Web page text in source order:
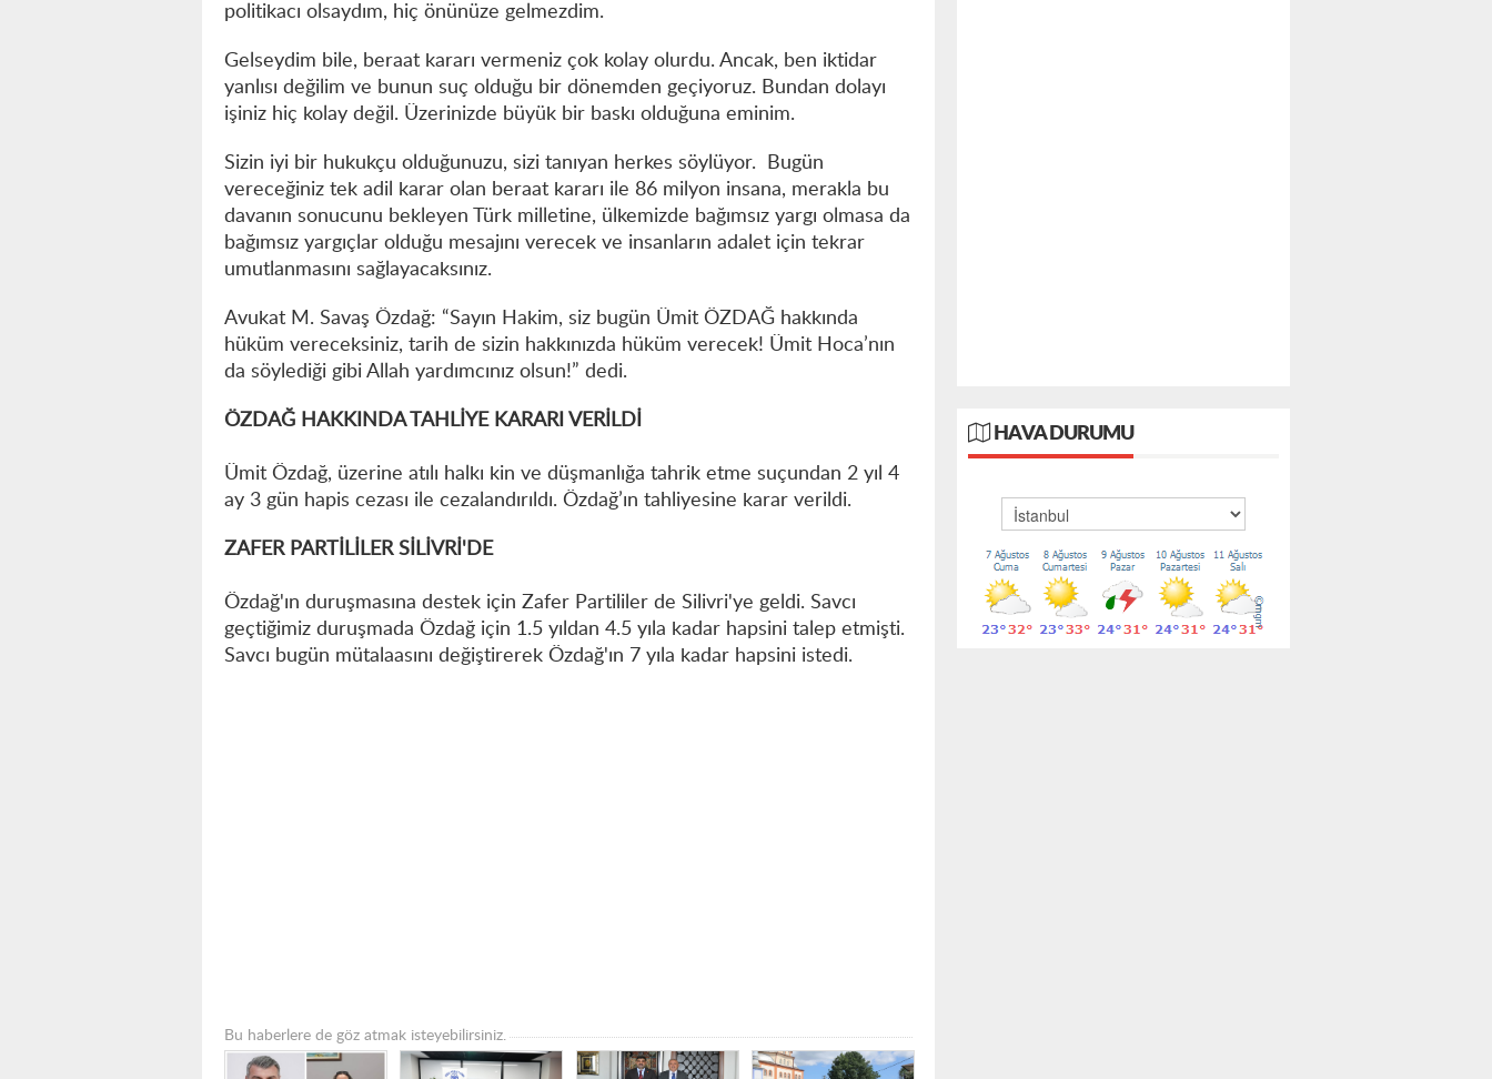
politikacı olsaydım, hiç önünüze gelmezdim.
Gelseydim bile, beraat kararı vermeniz çok kolay olurdu. Ancak, ben iktidar
yanlısı değilim ve bunun suç olduğu bir dönemden geçiyoruz. Bundan dolayı
işiniz hiç kolay değil. Üzerinizde büyük bir baskı olduğuna eminim.
Sizin iyi bir hukukçu olduğunuzu, sizi tanıyan herkes söylüyor. Bugün
vereceğiniz tek adil karar olan beraat kararı ile 86 milyon insana, merakla bu
davanın sonucunu bekleyen Türk milletine, ülkemizde bağımsız yargı olmasa da
bağımsız yargıçlar olduğu mesajını verecek ve insanların adalet için tekrar
umutlanmasını sağlayacaksınız.
Avukat M. Savaş Özdağ: “Sayın Hakim, siz bugün Ümit ÖZDAĞ hakkında
hüküm vereceksiniz, tarih de sizin hakkınızda hüküm verecek! Ümit Hoca’nın
da söylediği gibi Allah yardımcınız olsun!” dedi.
ÖZDAĞ HAKKINDA TAHLİYE KARARI VERİLDİ
Ümit Özdağ, üzerine atılı halkı kin ve düşmanlığa tahrik etme suçundan 2 yıl 4
ay 3 gün hapis cezası ile cezalandırıldı. Özdağ’ın tahliyesine karar verildi.
ZAFER PARTİLİLER SİLİVRİ'DE
Özdağ'ın duruşmasına destek için Zafer Partililer de Silivri'ye geldi. Savcı
geçtiğimiz duruşmada Özdağ için 1.5 yıldan 4.5 yıla kadar hapsini talep etmişti.
Savcı bugün mütalaasını değiştirerek Özdağ'ın 7 yıla kadar hapsini istedi.
Bu haberlere de göz atmak isteyebilirsiniz.
HAVA DURUMU